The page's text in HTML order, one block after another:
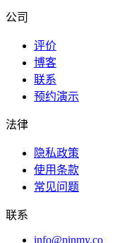
公司
评价
博客
联系
预约演示
法律
隐私政策
使用条款
常见问题
联系
info@pinmy.co